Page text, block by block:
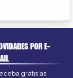
POR E-
grátis as